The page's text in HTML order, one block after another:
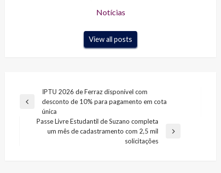
Notícias
View all posts
Navegação
de
Post
Previous
IPTU 2026 de Ferraz disponível com
desconto de 10% para pagamento em cota
única
Passe Livre Estudantil de Suzano completa
um mês de cadastramento com 2,5 mil
solicitações